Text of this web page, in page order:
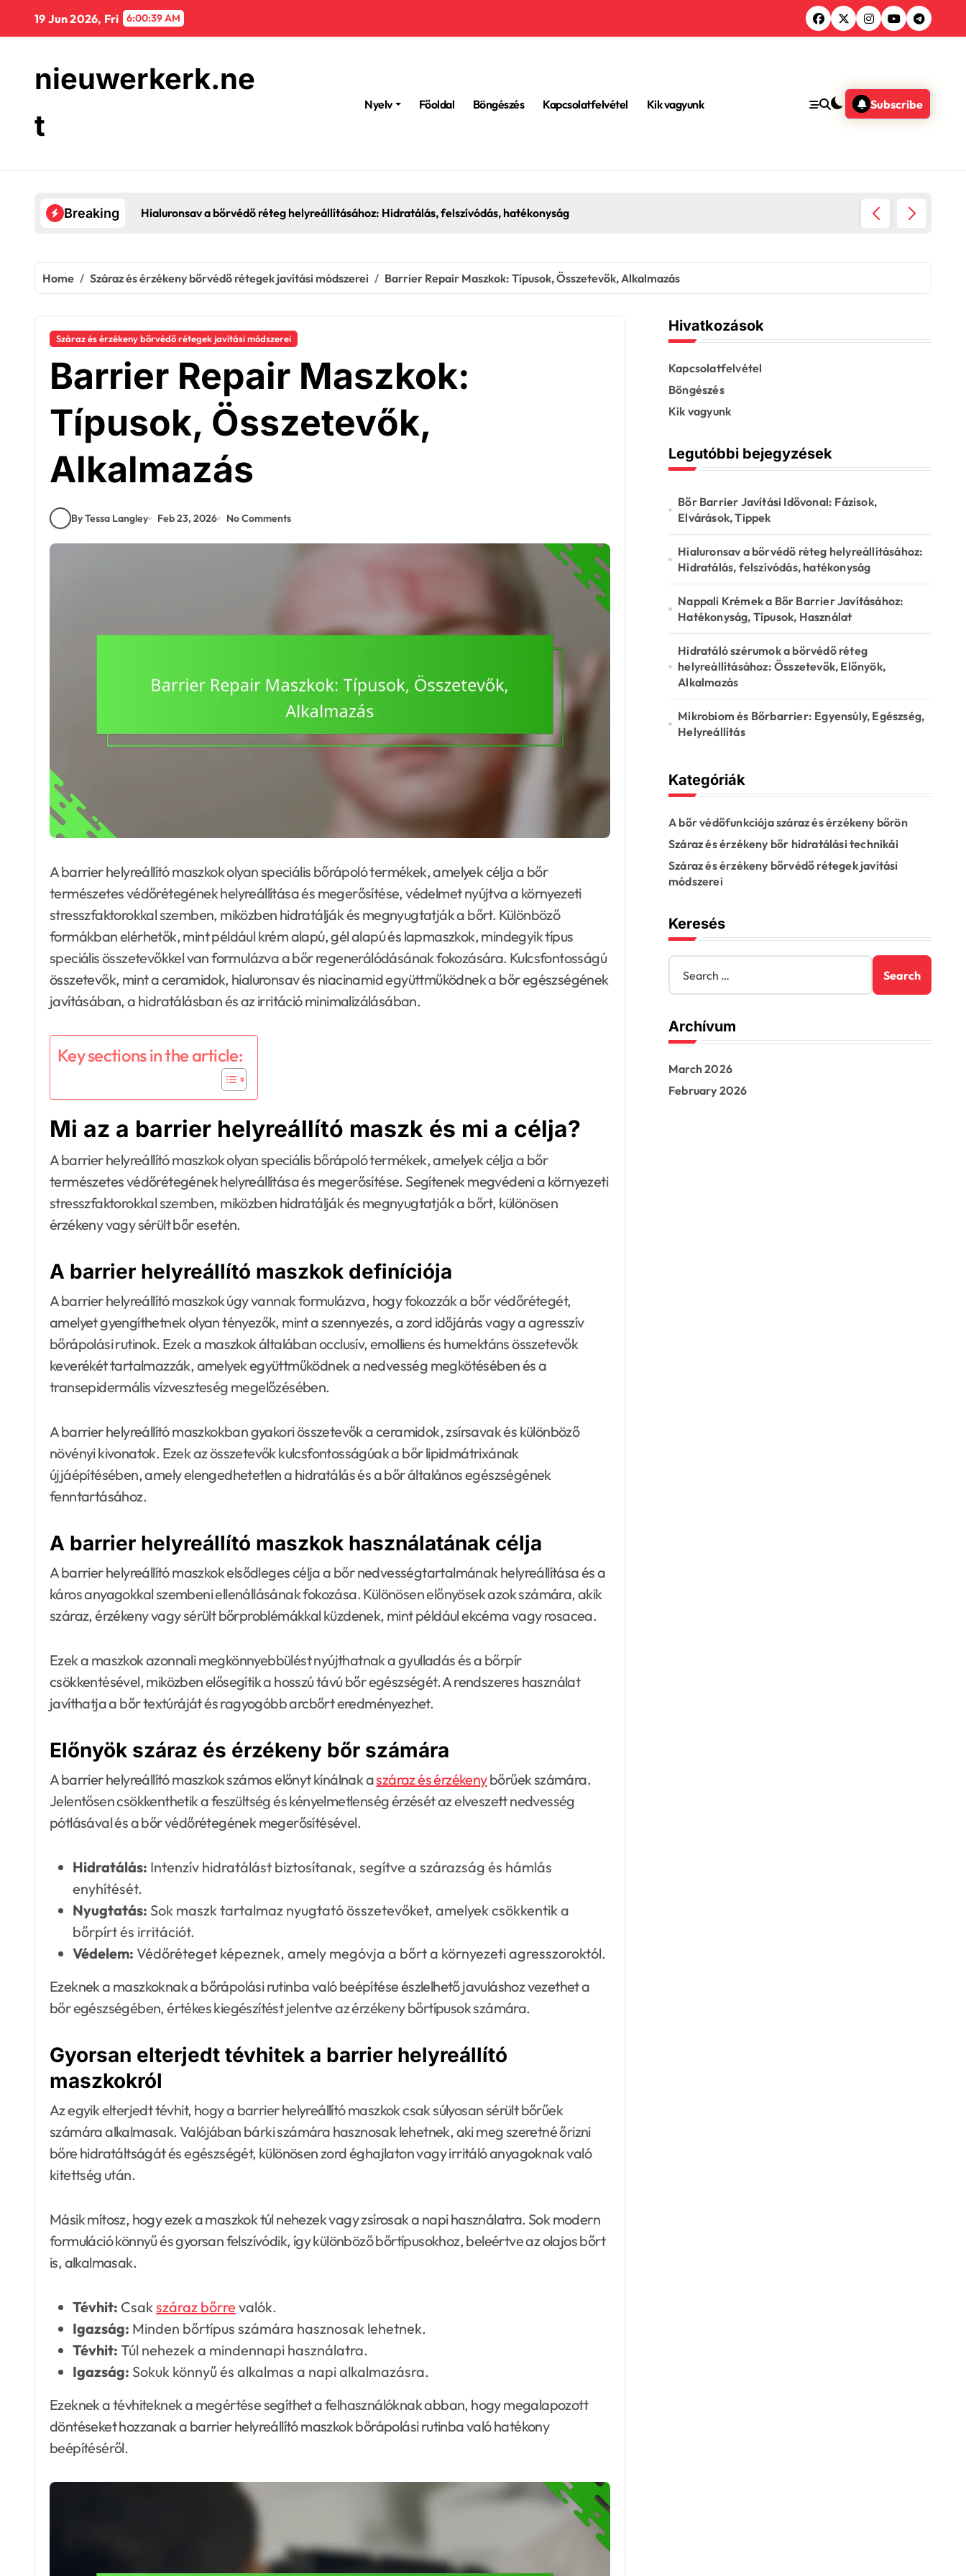
content
19 Jun 2026, Fri 6:00:40 AM
nieuwerkerk.ne
t
Nyelv Főoldal Böngészés Kapcsolatfelvétel Kik vagyunk Subscribe
Breaking Hialuronsav a bőrvédő réteg helyreállításához: Hidratálás, felszívódás, hatékonyság
Home Száraz és érzékeny bőrvédő rétegek javítási módszerei Barrier Repair Maszkok: Típusok, Összetevők, Alkalmazás
Száraz és érzékeny bőrvédő rétegek javítási módszerei
Barrier Repair Maszkok:
Típusok, Összetevők,
Alkalmazás
By Tessa Langley Feb 23, 2026 No Comments
A barrier helyreállító maszkok olyan speciális bőrápoló termékek, amelyek célja a bőr
természetes védőrétegének helyreállítása és megerősítése, védelmet nyújtva a környezeti
stresszfaktorokkal szemben, miközben hidratálják és megnyugtatják a bőrt. Különböző
formákban elérhetők, mint például krém alapú, gél alapú és lapmaszkok, mindegyik típus
speciális összetevőkkel van formulázva a bőr regenerálódásának fokozására. Kulcsfontosságú
összetevők, mint a ceramidok, hialuronsav és niacinamid együttműködnek a bőr egészségének
javításában, a hidratálásban és az irritáció minimalizálásában.
Key sections in the article:
Mi az a barrier helyreállító maszk és mi a célja?
A barrier helyreállító maszkok olyan speciális bőrápoló termékek, amelyek célja a bőr
természetes védőrétegének helyreállítása és megerősítése. Segítenek megvédeni a környezeti
stresszfaktorokkal szemben, miközben hidratálják és megnyugtatják a bőrt, különösen
érzékeny vagy sérült bőr esetén.
A barrier helyreállító maszkok definíciója
A barrier helyreállító maszkok úgy vannak formulázva, hogy fokozzák a bőr védőrétegét,
amelyet gyengíthetnek olyan tényezők, mint a szennyezés, a zord időjárás vagy a agresszív
bőrápolási rutinok. Ezek a maszkok általában occlusív, emolliens és humektáns összetevők
keverékét tartalmazzák, amelyek együttműködnek a nedvesség megkötésében és a
transepidermális vízveszteség megelőzésében.
A barrier helyreállító maszkokban gyakori összetevők a ceramidok, zsírsavak és különböző
növényi kivonatok. Ezek az összetevők kulcsfontosságúak a bőr lipidmátrixának
újjáépítésében, amely elengedhetetlen a hidratálás és a bőr általános egészségének
fenntartásához.
A barrier helyreállító maszkok használatának célja
A barrier helyreállító maszkok elsődleges célja a bőr nedvességtartalmának helyreállítása és a
káros anyagokkal szembeni ellenállásának fokozása. Különösen előnyösek azok számára, akik
száraz, érzékeny vagy sérült bőrproblémákkal küzdenek, mint például ekcéma vagy rosacea.
Ezek a maszkok azonnali megkönnyebbülést nyújthatnak a gyulladás és a bőrpír
csökkentésével, miközben elősegítik a hosszú távú bőr egészségét. A rendszeres használat
javíthatja a bőr textúráját és ragyogóbb arcbőrt eredményezhet.
Előnyök száraz és érzékeny bőr számára
A barrier helyreállító maszkok számos előnyt kínálnak aszáraz és érzékenybőrűek számára.
Jelentősen csökkenthetik a feszültség és kényelmetlenség érzését az elveszett nedvesség
pótlásával és a bőr védőrétegének megerősítésével.
Hidratálás: Intenzív hidratálást biztosítanak, segítve a szárazság és hámlás
enyhítését.
Nyugtatás: Sok maszk tartalmaz nyugtató összetevőket, amelyek csökkentik a
bőrpírt és irritációt.
Védelem: Védőréteget képeznek, amely megóvja a bőrt a környezeti agresszoroktól.
Ezeknek a maszkoknak a bőrápolási rutinba való beépítése észlelhető javuláshoz vezethet a
bőr egészségében, értékes kiegészítést jelentve az érzékeny bőrtípusok számára.
Gyorsan elterjedt tévhitek a barrier helyreállító
maszkokról
Az egyik elterjedt tévhit, hogy a barrier helyreállító maszkok csak súlyosan sérült bőrűek
számára alkalmasak. Valójában bárki számára hasznosak lehetnek, aki meg szeretné őrizni
bőre hidratáltságát és egészségét, különösen zord éghajlaton vagy irritáló anyagoknak való
kitettség után.
Másik mítosz, hogy ezek a maszkok túl nehezek vagy zsírosak a napi használatra. Sok modern
formuláció könnyű és gyorsan felszívódik, így különböző bőrtípusokhoz, beleértve az olajos bőrt
is, alkalmasak.
Tévhit: Csakszáraz bőrre valók.
Igazság: Minden bőrtípus számára hasznosak lehetnek.
Tévhit: Túl nehezek a mindennapi használatra.
Igazság: Sokuk könnyű és alkalmas a napi alkalmazásra.
Ezeknek a tévhiteknek a megértése segíthet a felhasználóknak abban, hogy megalapozott
döntéseket hozzanak a barrier helyreállító maszkok bőrápolási rutinba való hatékony
beépítéséről.
Hivatkozások
Kapcsolatfelvétel
Böngészés
Kik vagyunk
Legutóbbi bejegyzések
Bőr Barrier Javítási Idővonal: Fázisok,
Elvárások, Tippek
Hialuronsav a bőrvédő réteg helyreállításához:
Hidratálás, felszívódás, hatékonyság
Nappali Krémek a Bőr Barrier Javításához:
Hatékonyság, Típusok, Használat
Hidratáló szérumok a bőrvédő réteg
helyreállításához: Összetevők, Előnyök,
Alkalmazás
Mikrobiom és Bőrbarrier: Egyensúly, Egészség,
Helyreállítás
Kategóriák
A bőr védőfunkciója száraz és érzékeny bőrön
Száraz és érzékeny bőr hidratálási technikái
Száraz és érzékeny bőrvédő rétegek javítási
módszerei
Keresés
S
a
c
h
o
r
Archívum
March 2026
February 2026